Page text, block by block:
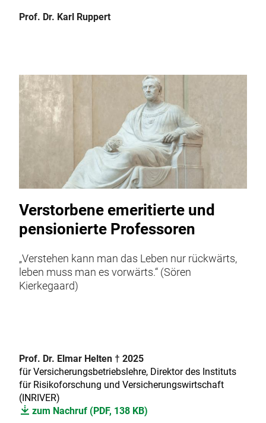
Prof. Dr. Karl Ruppert
Verstorbene emeritierte und
pensionierte Professoren
„Verstehen kann man das Leben nur rückwärts,
leben muss man es vorwärts.“ (Sören
Kierkegaard)
Prof. Dr. Elmar Helten † 2025
für Versicherungsbetriebslehre, Direktor des Instituts
für Risikoforschung und Versicherungswirtschaft
(INRIVER)
zum Nachruf (PDF, 138 KB)